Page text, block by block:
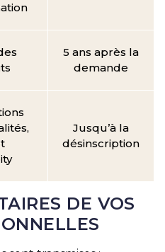
5 ans après la
demande
Jusqu’à la
désinscription
DE VOS